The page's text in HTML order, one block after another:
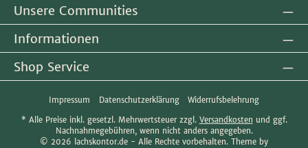
Unsere Communities
Informationen
Shop Service
Impressum Datenschutzerklärung Widerrufsbelehrung
* Alle Preise inkl. gesetzl. Mehrwertsteuer zzgl. Versandkosten und ggf.
Nachnahmegebühren, wenn nicht anders angegeben.
© 2026 lachskontor.de - Alle Rechte vorbehalten. Theme by